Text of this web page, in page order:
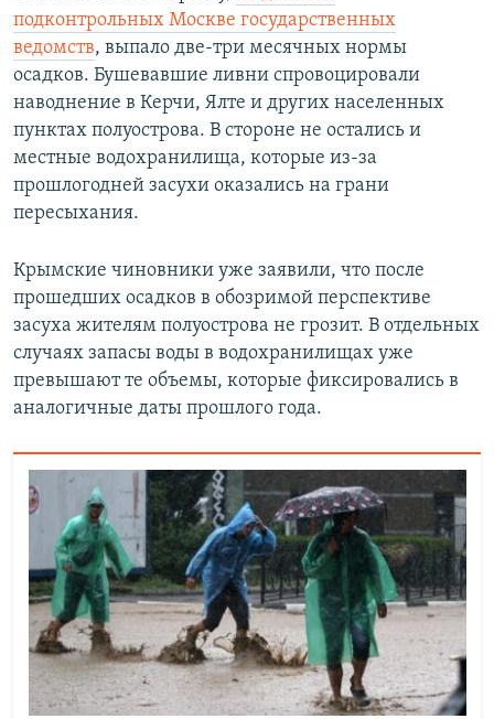
подконтрольных Москве государственных
ведомств, выпало две-три месячных нормы
осадков. Бушевавшие ливни спровоцировали
наводнение в Керчи, Ялте и других населенных
пунктах полуострова. В стороне не остались и
местные водохранилища, которые из-за
прошлогодней засухи оказались на грани
пересыхания.
Крымские чиновники уже заявили, что после
прошедших осадков в обозримой перспективе
засуха жителям полуострова не грозит. В отдельных
случаях запасы воды в водохранилищах уже
превышают те объемы, которые фиксировались в
аналогичные даты прошлого года.